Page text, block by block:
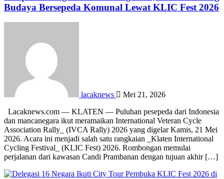
Budaya Bersepeda Komunal Lewat KLIC Fest 2026
lacaknews
Mei 21, 2026
Lacaknews.com — KLATEN — Puluhan pesepeda dari Indonesia
dan mancanegara ikut meramaikan International Veteran Cycle
Association Rally_ (IVCA Rally) 2026 yang digelar Kamis, 21 Mei
2026. Acara ini menjadi salah satu rangkaian _Klaten International
Cycling Festival_ (KLIC Fest) 2026. Rombongan memulai
perjalanan dari kawasan Candi Prambanan dengan tujuan akhir […]